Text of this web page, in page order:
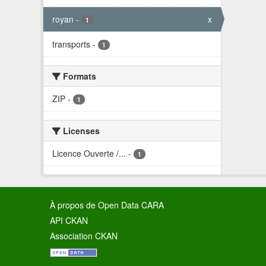
royan - 1 x
transports - 1
Formats
ZIP - 1
Licenses
Licence Ouverte /... - 1
À propos de Open Data CARA
API CKAN
Association CKAN